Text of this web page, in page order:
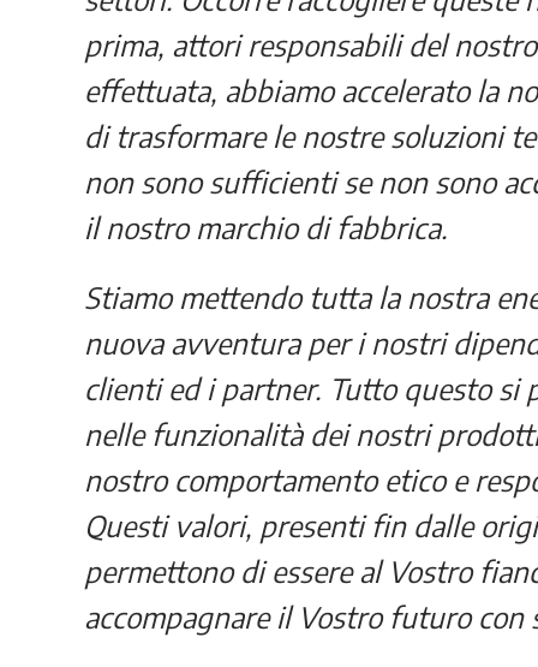
prima, attori responsabili del
effettuata, abbiamo accelerato la
di trasformare le nostre soluzioni
non sono sufficienti se non sono
il nostro marchio di fabbrica.
Stiamo mettendo tutta la nostra
nuova avventura per i nostri
clienti ed i partner. Tutto questo si
nelle funzionalità dei nostri
nostro comportamento etico e
Questi valori, presenti fin dalle
permettono di essere al Vostro
accompagnare il Vostro futuro con